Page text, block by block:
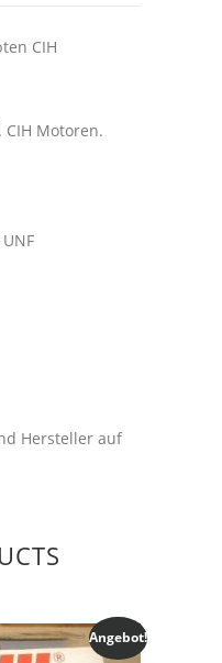
CIH
CIH Motoren.
Hersteller auf
Angebot!